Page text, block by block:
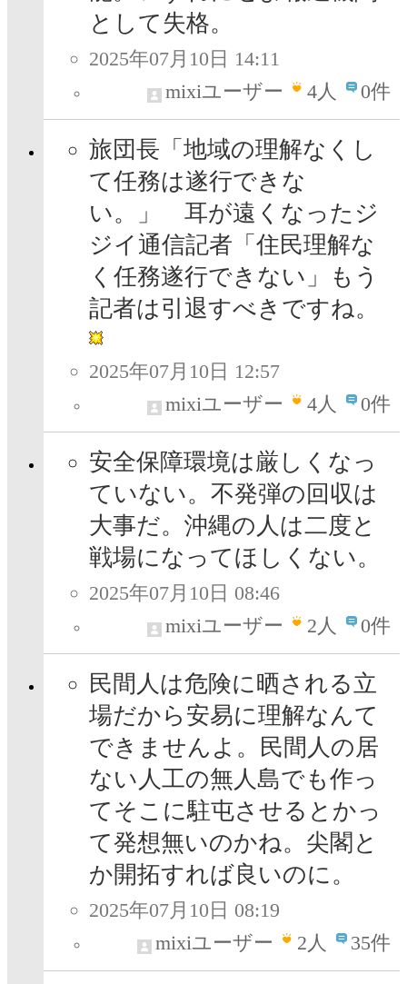
として失格。
2025年07月10日 14:11
mixiユーザー
4人 0件
旅団長「地域の理解なくし
て任務は遂行できな
い。」 耳が遠くなったジ
ジイ通信記者「住民理解な
く任務遂行できない」もう
記者は引退すべきですね。
2025年07月10日 12:57
mixiユーザー
4人 0件
安全保障環境は厳しくなっ
ていない。不発弾の回収は
大事だ。沖縄の人は二度と
戦場になってほしくない。
2025年07月10日 08:46
mixiユーザー
2人 0件
民間人は危険に晒される立
場だから安易に理解なんて
できませんよ。民間人の居
ない人工の無人島でも作っ
てそこに駐屯させるとかっ
て発想無いのかね。尖閣と
か開拓すれば良いのに。
2025年07月10日 08:19
mixiユーザー
2人 35件